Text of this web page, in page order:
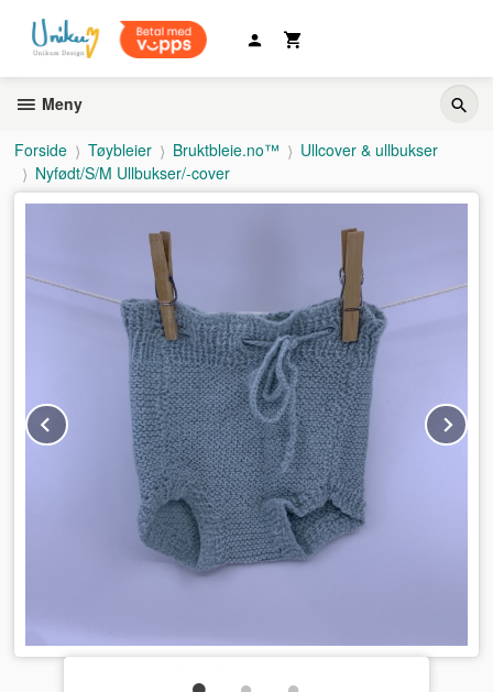
innholdet
Meny
Forside Tøybleier Bruktbleie.no™
Ullcover & ullbukser
Nyfødt/S/M Ullbukser/-cover
Prev